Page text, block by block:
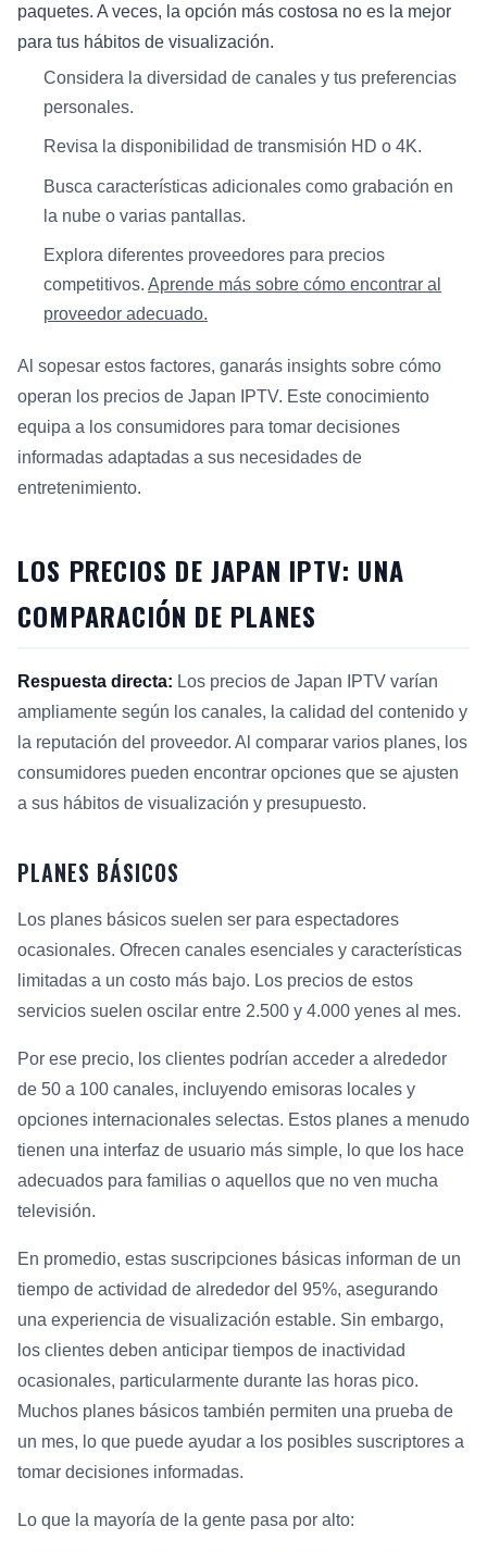
paquetes. A veces, la opción más costosa no es la mejor
para tus hábitos de visualización.
Considera la diversidad de canales y tus preferencias
personales.
Revisa la disponibilidad de transmisión HD o 4K.
Busca características adicionales como grabación en
la nube o varias pantallas.
Explora diferentes proveedores para precios
competitivos. Aprende más sobre cómo encontrar al
proveedor adecuado.
Al sopesar estos factores, ganarás insights sobre cómo
operan los precios de Japan IPTV. Este conocimiento
equipa a los consumidores para tomar decisiones
informadas adaptadas a sus necesidades de
entretenimiento.
LOS PRECIOS DE JAPAN IPTV: UNA
COMPARACIÓN DE PLANES
Respuesta directa: Los precios de Japan IPTV varían
ampliamente según los canales, la calidad del contenido y
la reputación del proveedor. Al comparar varios planes, los
consumidores pueden encontrar opciones que se ajusten
a sus hábitos de visualización y presupuesto.
PLANES BÁSICOS
Los planes básicos suelen ser para espectadores
ocasionales. Ofrecen canales esenciales y características
limitadas a un costo más bajo. Los precios de estos
servicios suelen oscilar entre 2.500 y 4.000 yenes al mes.
Por ese precio, los clientes podrían acceder a alrededor
de 50 a 100 canales, incluyendo emisoras locales y
opciones internacionales selectas. Estos planes a menudo
tienen una interfaz de usuario más simple, lo que los hace
adecuados para familias o aquellos que no ven mucha
televisión.
En promedio, estas suscripciones básicas informan de un
tiempo de actividad de alrededor del 95%, asegurando
una experiencia de visualización estable. Sin embargo,
los clientes deben anticipar tiempos de inactividad
ocasionales, particularmente durante las horas pico.
Muchos planes básicos también permiten una prueba de
un mes, lo que puede ayudar a los posibles suscriptores a
tomar decisiones informadas.
Lo que la mayoría de la gente pasa por alto: